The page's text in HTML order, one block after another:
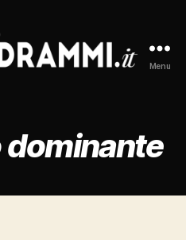
Menu
dominante